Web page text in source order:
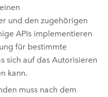
und den zugehörigen
APIs implementieren
für bestimmte
sich auf das Autorisieren
kann.
muss nach dem